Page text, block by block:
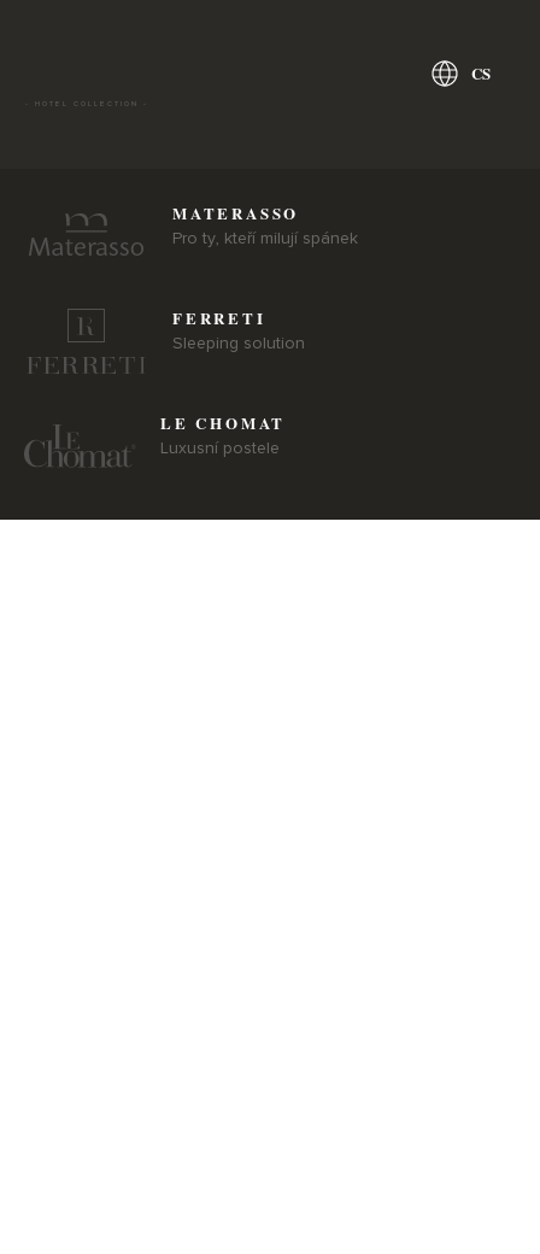
- HOTEL COLLECTION -
CS
MATERASSO
Pro ty, kteří milují spánek
FERRETI
Sleeping solution
LE CHOMAT
Luxusní postele